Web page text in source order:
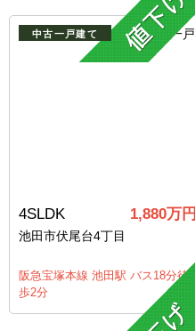
中古一戸建て
4SLDK 1,880万円
池田市伏尾台4丁目
阪急宝塚本線 池田駅 バス18分徒
歩2分